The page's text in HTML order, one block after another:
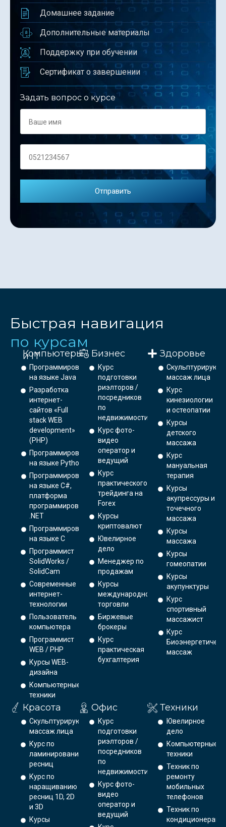
Домашнее задание
Дополнительные материалы
Поддержку при обучении
Сертификат о завершении
Задать вопрос о курсе
Быстрая навигация
по курсам
Компьютеры
и IT
Программирование
на языке Java
Разработка
интернет-
сайтов «Full
stack WEB
development»
(PHP)
Программирование
на языке Python.
Программирование
на языке C#,
платформа
программирования
.NET
Программирование
на языке С
Программист
SolidWorks /
SolidCam
Современные
интернет-
технологии
Пользователь
компьютера
Программист
WEB / PHP
Курсы WEB-
дизайна
Компьютерные
техники
Бизнес
Курс
подготовки
риэлторов /
посредников
по
недвижимости
Курс фото-
видео
оператор и
ведущий
Курс
практического
трейдинга на
Forex
Курсы
криптовалют
Ювелирное
дело
Менеджер по
продажам
Курсы
международной
торговли
Биржевые
брокеры
Курс
практическая
бухгалтерия
Здоровье
массаж лица
Курс
кинезиологии
и остеопатии
Курсы
детского
массажа
Курс
мануальная
терапия
Курсы
акупрессуры и
точечного
массажа
Курсы
массажа
Курсы
гомеопатии
Курсы
акупунктуры
Курс
спортивный
массажист
Курс
массаж
Красота
Скульптурирующий
массаж лица
Курс по
ламинированию
ресниц
Курс по
наращиванию
ресниц 1D, 2D
и 3D
Курсы
Офис
Курс
подготовки
риэлторов /
посредников
по
недвижимости
Курс фото-
видео
оператор и
ведущий
Техники
Ювелирное
дело
Компьютерные
техники
Техник по
ремонту
мобильных
телефонов
Техник по
кондиционерам